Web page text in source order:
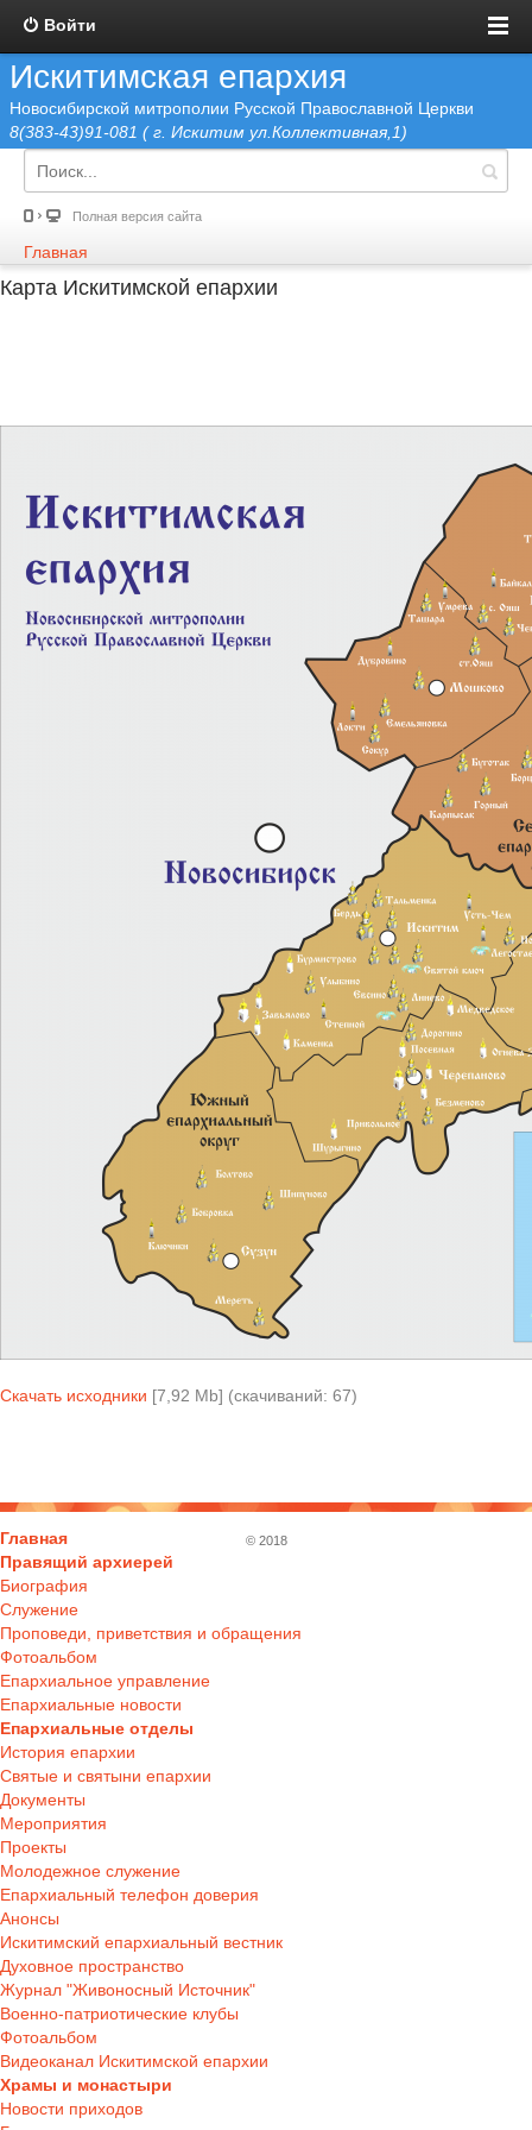
Войти
Искитимская епархия
Новосибирской митрополии Русской Православной Церкви
8(383-43)91-081 ( г. Искитим ул.Коллективная,1)
Полная версия сайта
Главная
Карта Искитимской епархии
Скачать исходники [7,92 Mb] (cкачиваний: 67)
Главная
Правящий архиерей
Биография
Служение
Проповеди, приветствия и обращения
Фотоальбом
Епархиальное управление
Епархиальные новости
Епархиальные отделы
История епархии
Святые и святыни епархии
Документы
Мероприятия
Проекты
Молодежное служение
Епархиальный телефон доверия
Анонсы
Искитимский епархиальный вестник
Духовное пространство
Журнал "Живоносный Источник"
Военно-патриотические клубы
Фотоальбом
Видеоканал Искитимской епархии
Храмы и монастыри
Новости приходов
© 2018